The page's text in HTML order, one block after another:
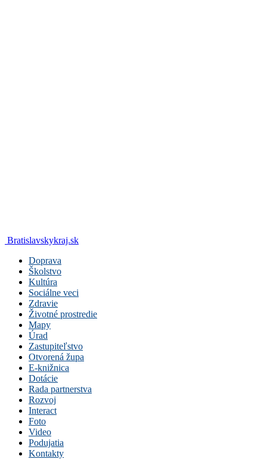
Bratislavskykraj.sk
Doprava
Školstvo
Kultúra
Sociálne veci
Zdravie
Životné prostredie
Mapy
Úrad
Zastupiteľstvo
Otvorená župa
E-knižnica
Dotácie
Rada partnerstva
Rozvoj
Interact
Foto
Video
Podujatia
Kontakty